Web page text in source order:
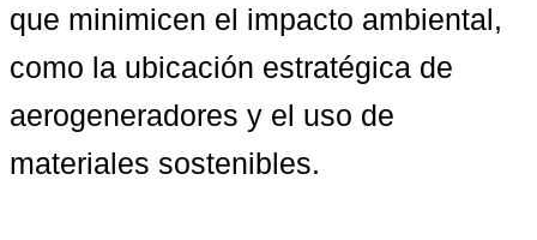
que minimicen el impacto ambiental,
como la ubicación estratégica de
aerogeneradores y el uso de
materiales sostenibles.